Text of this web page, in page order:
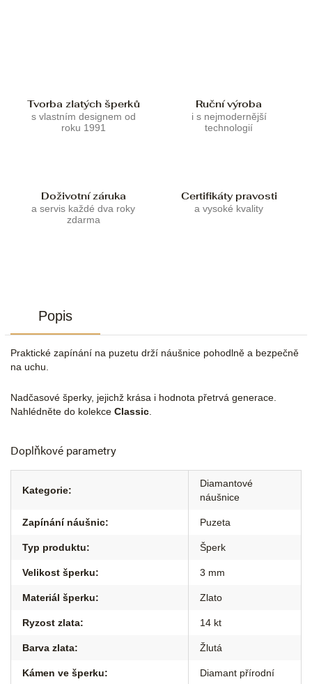
Tvorba zlatých šperků
s vlastním designem od
roku 1991
Ruční výroba
i s nejmodernější
technologií
Doživotní záruka
a servis každé dva roky
zdarma
Certifikáty pravosti
a vysoké kvality
Popis
Praktické zapínání na puzetu drží náušnice pohodlně a bezpečně
na uchu.
Nadčasové šperky, jejichž krása i hodnota přetrvá generace.
Nahlédněte do kolekce Classic
Doplňkové parametry
Kategorie:
Diamantové
náušnice
Zapínání náušnic: Puzeta
Typ produktu: Šperk
Velikost šperku: 3 mm
Materiál šperku: Zlato
Ryzost zlata: 14 kt
Barva zlata: Žlutá
Kámen ve šperku: Diamant přírodní